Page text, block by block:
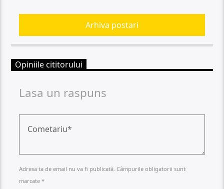
Arhiva postari
Opiniile cititorului
Lasa un raspuns
Adresa ta de email nu va fi publicată. Câmpurile obligatorii sunt
marcate *